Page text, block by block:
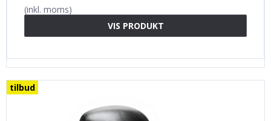
(inkl. moms)
VIS PRODUKT
tilbud